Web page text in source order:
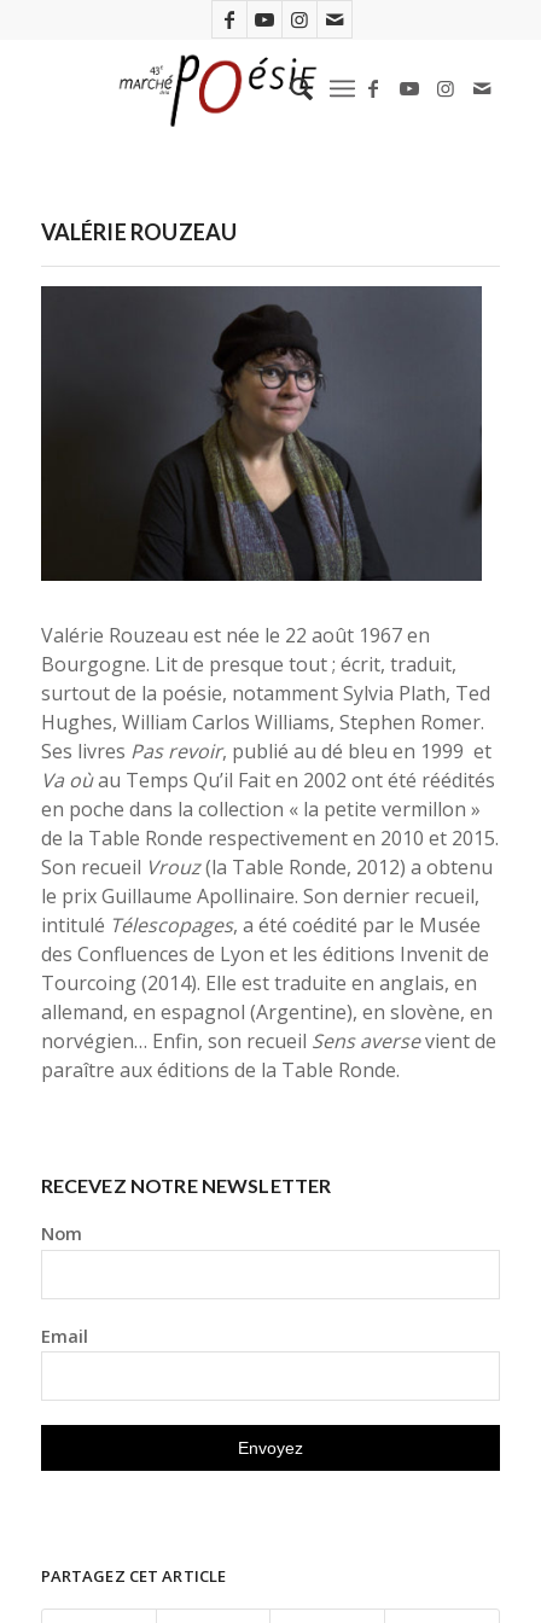
VALÉRIE ROUZEAU
Valérie Rouzeau est née le 22 août 1967 en
Bourgogne. Lit de presque tout ; écrit, traduit,
surtout de la poésie, notamment Sylvia Plath, Ted
Hughes, William Carlos Williams, Stephen Romer.
Ses livres Pas revoir, publié au dé bleu en 1999 et
Va oùau Temps Qu’il Fait en 2002 ont été réédités
en poche dans la collection « la petite vermillon »
de la Table Ronde respectivement en 2010 et 2015.
Son recueil Vrouz(la Table Ronde, 2012) a obtenu
le prix Guillaume Apollinaire. Son dernier recueil,
intitulé Télescopages, a été coédité par le Musée
des Confluences de Lyon et les éditions Invenit de
Tourcoing (2014). Elle est traduite en anglais, en
allemand, en espagnol (Argentine), en slovène, en
norvégien… Enfin, son recueil Sens aversevient de
paraître aux éditions de la Table Ronde.
RECEVEZ NOTRE NEWSLETTER
Nom
Email
PARTAGEZ CET ARTICLE